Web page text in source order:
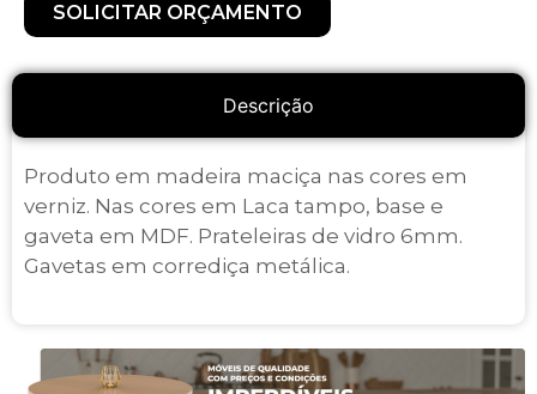
SOLICITAR ORÇAMENTO
Descrição
Produto em madeira maciça nas cores em
verniz. Nas cores em Laca tampo, base e
gaveta em MDF. Prateleiras de vidro 6mm.
Gavetas em corrediça metálica.